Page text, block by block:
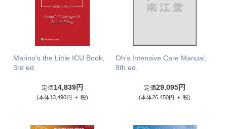
Marino's the Little ICU Book,
3rd ed.
定価14,839円
(本体13,490円 ＋ 税)
Oh's Intensive Care Manual,
9th ed.
定価29,095円
(本体26,450円 ＋ 税)